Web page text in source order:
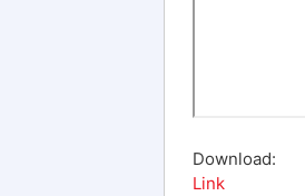
Download:
Link